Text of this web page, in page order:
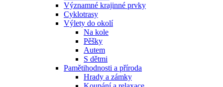
Významné krajinné prvky
Cyklotrasy
Výlety do okolí
Na kole
Pěšky
Autem
S dětmi
Pamětihodnosti a příroda
Hrady a zámky